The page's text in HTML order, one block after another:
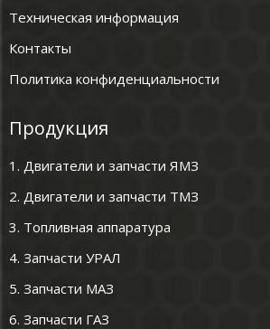
Техническая информация
Контакты
Политика конфиденциальности
Продукция
1. Двигатели и запчасти ЯМЗ
2. Двигатели и запчасти ТМЗ
3. Топливная аппаратура
4. Запчасти УРАЛ
5. Запчасти МАЗ
6. Запчасти ГАЗ